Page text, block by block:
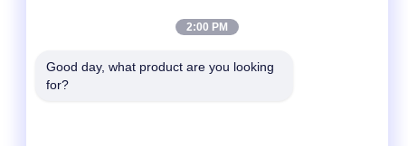
Szybki kontakt
Tel.
2:00 PM
Good day, what product are you looking
for?